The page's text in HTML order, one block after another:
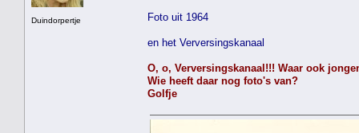
Duindorpertje Foto uit 1964
en het Verversingskanaal
O, o, Verversingskanaal!!! Waar ook
Wie heeft daar nog foto's van?
Golfje